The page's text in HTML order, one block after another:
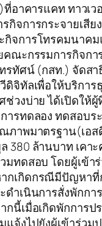
อาคารแคท ทาวเว
กิจการกระจายเสีย
กิจการโทรคมนาค
ณะกรรมการกิจกา
รทัศน์ (กสท.) จัดส
ดิจิทัลเพื่อให้บริการ
ช่วงบ่าย ได้เปิดให้ผู้
ารทดลอง ทดสอบร
ภาพมาตรฐาน(เอส
380 ล้านบาท เคา
มทดสอบ โดยผู้เข้า
กเกิดกรณีมีปัญหาที่
ดำเนินการสั่งพักกา
นี้เมื่อเกิดพักการป